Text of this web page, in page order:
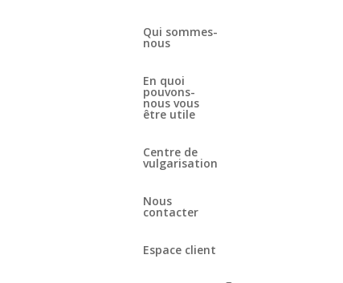
Qui sommes-
nous
En quoi
pouvons-
nous vous
être utile
Centre de
vulgarisation
Nous
contacter
Espace client